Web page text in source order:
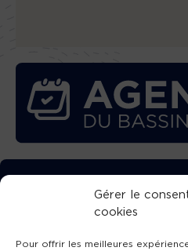
Gérer le
cookies
Pour offrir les meilleures
TÉLÉCHARGEZ